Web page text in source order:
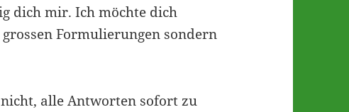
dich mir. Ich möchte dich
Formulierungen sondern
nicht, alle Antworten sofort zu